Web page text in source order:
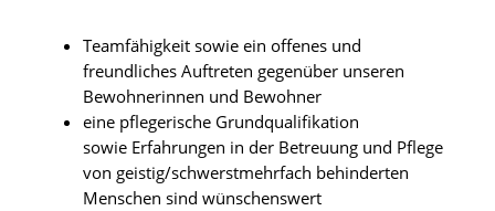
Teamfähigkeit sowie ein offenes und
freundliches Auftreten gegenüber unseren
Bewohnerinnen und Bewohner
eine pflegerische Grundqualifikation
sowie Erfahrungen in der Betreuung und Pflege
von geistig/schwerstmehrfach behinderten
Menschen sind wünschenswert